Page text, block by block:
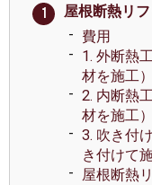
屋根断熱リ
費用
1. 外断熱
材を施工）
2. 内断熱
材を施工）
3. 吹き付
き付けて施
屋根断熱